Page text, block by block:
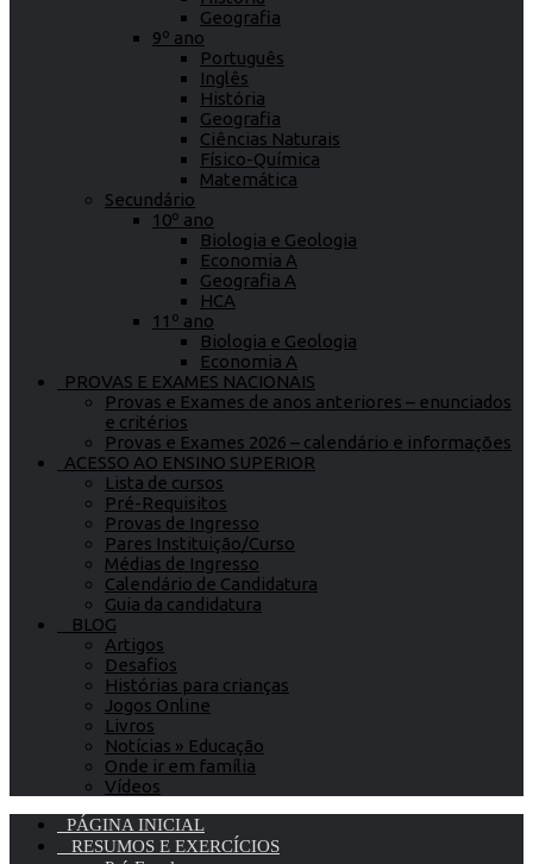
Geografia
9º ano
Português
Inglês
História
Geografia
Ciências Naturais
Físico-Química
Matemática
Secundário
10º ano
Biologia e Geologia
Economia A
Geografia A
HCA
11º ano
Biologia e Geologia
Economia A
PROVAS E EXAMES NACIONAIS
Provas e Exames de anos anteriores – enunciados
e critérios
Provas e Exames 2026 – calendário e informações
ACESSO AO ENSINO SUPERIOR
Lista de cursos
Pré-Requisitos
Provas de Ingresso
Pares Instituição/Curso
Médias de Ingresso
Calendário de Candidatura
Guia da candidatura
BLOG
Artigos
Desafios
Histórias para crianças
Jogos Online
Livros
Notícias » Educação
Onde ir em família
Vídeos
PÁGINA INICIAL
RESUMOS E EXERCÍCIOS